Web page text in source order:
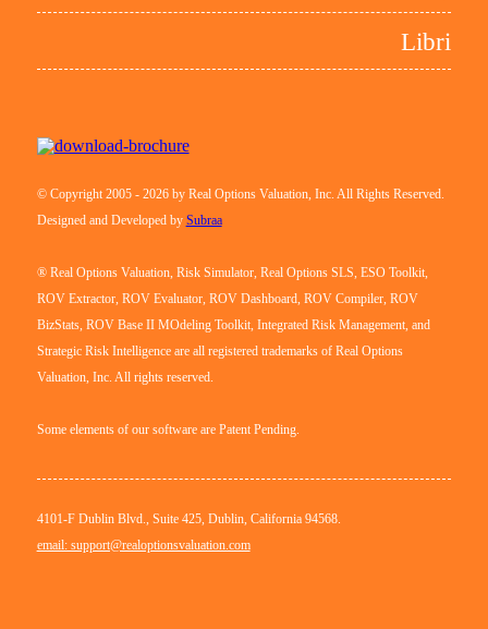
Libri
© Copyright 2005 - 2026 by Real Options Valuation, Inc. All Rights Reserved.
Designed and Developed by Subraa
® Real Options Valuation, Risk Simulator, Real Options SLS, ESO Toolkit,
ROV Extractor, ROV Evaluator, ROV Dashboard, ROV Compiler, ROV
BizStats, ROV Base II MOdeling Toolkit, Integrated Risk Management, and
Strategic Risk Intelligence are all registered trademarks of Real Options
Valuation, Inc. All rights reserved.
Some elements of our software are Patent Pending.
4101-F Dublin Blvd., Suite 425, Dublin, California 94568.
email: support@realoptionsvaluation.com